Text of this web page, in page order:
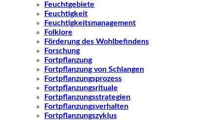
Feuchtgebiete
Feuchtigkeit
Feuchtigkeitsmanagement
Folklore
Förderung des Wohlbefindens
Forschung
Fortpflanzung
Fortpflanzung von Schlangen
Fortpflanzungsprozess
Fortpflanzungsrituale
Fortpflanzungsstrategien
Fortpflanzungsverhalten
Fortpflanzungszyklus